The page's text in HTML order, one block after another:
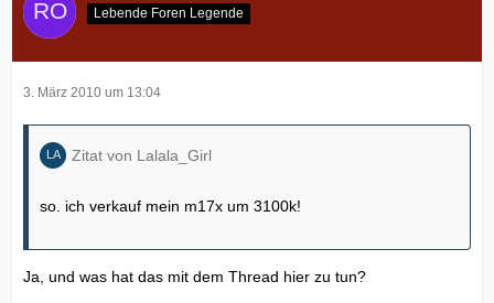
Lebende Foren Legende
3. März 2010 um 13:04
Zitat von Lalala_Girl
so. ich verkauf mein m17x um 3100k!
Ja, und was hat das mit dem Thread hier zu tun?